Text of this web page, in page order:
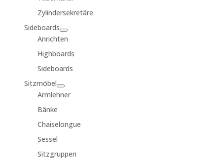
Zylindersekretäre
Sideboards
Anrichten
Highboards
Sideboards
Sitzmöbel
Armlehner
Bänke
Chaiselongue
Sessel
Sitzgruppen